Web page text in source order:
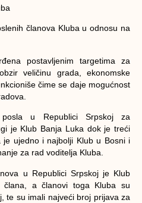
članova Kluba u odnosu na
postavljenim targetima za
veličinu grada, ekonomske
čime se daje mogućnost
u Republici Srpskoj za
je Klub Banja Luka dok je treći
ujedno i najbolji Klub u Bosni i
za rad voditelja Kluba.
u Republici Srpskoj je Klub
a članovi toga Kluba su
te su imali najveći broj prijava za